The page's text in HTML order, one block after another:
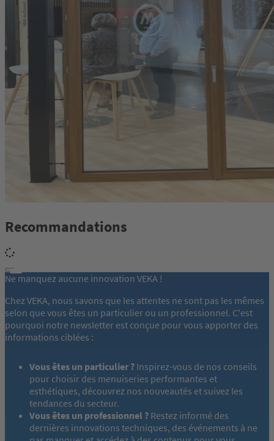
Recommandations
Ne manquez aucune innovation VEKA !
Chez VEKA, nous savons que les attentes ne sont pas les mêmes
selon que vous êtes un particulier ou un professionnel. C'est
pourquoi notre newsletter est conçue pour vous apporter des
informations ciblées :
Vous êtes un particulier ? Inspirez-vous de nos conseils
pour choisir des menuiseries performantes et
esthétiques, découvrez nos nouveautés et suivez les
tendances du secteur.
Vous êtes un professionnel ? Restez informé des
dernières innovations techniques, des événements à ne